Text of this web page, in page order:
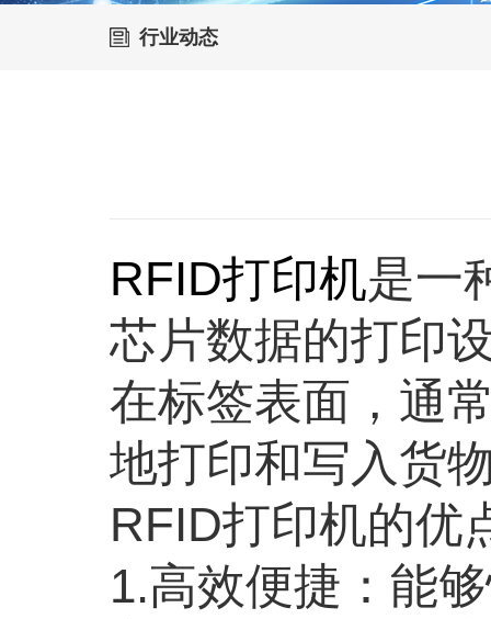
行业动态
RFID打印机是一
芯片数据的打印
在标签表面，通
地打印和写入货
RFID打印机的优
1.高效便捷：能